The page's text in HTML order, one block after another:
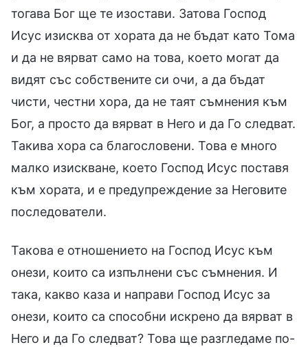
тогава Бог ще те изостави. Затова Господ
Исус изисква от хората да не бъдат като Тома
и да не вярват само на това, което могат да
видят със собствените си очи, а да бъдат
чисти, честни хора, да не таят съмнения към
Бог, а просто да вярват в Него и да Го следват.
Такива хора са благословени. Това е много
малко изискване, което Господ Исус поставя
към хората, и е предупреждение за Неговите
последователи.
Такова е отношението на Господ Исус към
онези, които са изпълнени със съмнения. И
така, какво каза и направи Господ Исус за
онези, които са способни искрено да вярват в
Него и да Го следват? Това ще разгледаме по-